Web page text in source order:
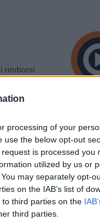
processing of your
use the below opt-out
is processed you
utilized by us or
may separately opt-
on the IAB’s list of
third parties on the
third parties.
rimborsi
dal
firmato
Codacons
al
4, prevede
degli
delle